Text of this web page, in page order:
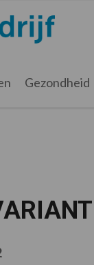
Gezondheid